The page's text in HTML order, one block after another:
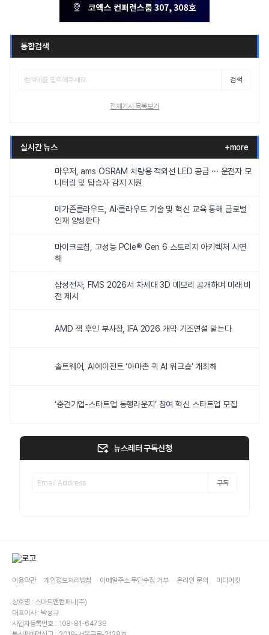
통합검색
검색
전체기사 목록보기
실시간 뉴스 +more
마우저, ams OSRAM 차량용 적외선 LED 공급 ··· 운전자 모
니터링 및 탑승자 감지 지원
메가존클라우드, AI·클라우드 기술 및 혁신 교육 통해 글로벌
인재 양성한다
마이크로칩, 고성능 PCIe® Gen 6 스토리지 아키텍처 시연
해
삼성전자, FMS 2026서 차세대 3D 메모리 공개하며 미래 비
전 제시
AMD 잭 후인 부사장, IFA 2026 개막 기조연설 맡는다
솔트웨어, AI에이전트 ‘아마존 퀵 AI 워크숍’ 개최해
‘중견기업-스타트업 동행라운지’ 참여 혁신 스타트업 모집
뉴스레터 구독신청
구독
이용약관 개인정보처리방침 이메일주소 무단수집 거부 온라인 문의 미디어킷
상호명 : 스마트앤컴퍼니(주)
대표이사 : 박성규
사업자등록번호 : 108-81-64739